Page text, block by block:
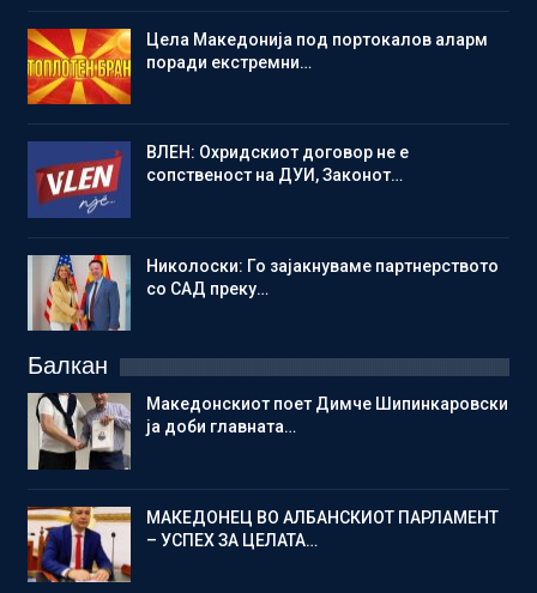
Цела Македонија под портокалов аларм
поради екстремни…
ВЛЕН: Охридскиот договор не е
сопственост на ДУИ, Законот…
Николоски: Го зајакнуваме партнерството
со САД преку…
Балкан
Македонскиот поет Димче Шипинкаровски
ја доби главната…
МАКЕДОНЕЦ ВО АЛБАНСКИОТ ПАРЛАМЕНТ
– УСПЕХ ЗА ЦЕЛАТА…